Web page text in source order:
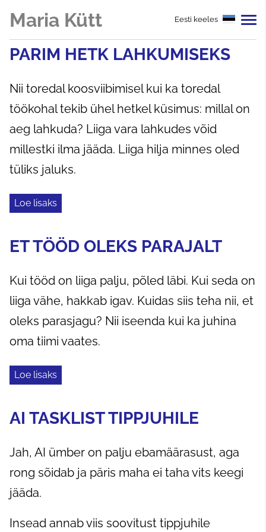
Maria Kütt Eesti keeles
PARIM HETK LAHKUMISEKS
Nii toredal koosviibimisel kui ka toredal
töökohal tekib ühel hetkel küsimus: millal on
aeg lahkuda? Liiga vara lahkudes võid
millestki ilma jääda. Liiga hilja minnes oled
tüliks jaluks.
Loe lisaks
ET TÖÖD OLEKS PARAJALT
Kui tööd on liiga palju, põled läbi. Kui seda on
liiga vähe, hakkab igav. Kuidas siis teha nii, et
oleks parasjagu? Nii iseenda kui ka juhina
oma tiimi vaates.
Loe lisaks
AI TASKLIST TIPPJUHILE
Jah, AI ümber on palju ebamäärasust, aga
rong sõidab ja päris maha ei taha vits keegi
jääda.
Insead annab viis soovitust tippjuhile